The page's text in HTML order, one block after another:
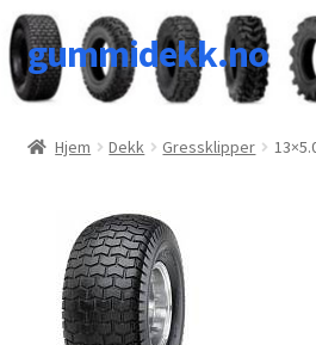
Hopp
til
navigasjon
Hopp
til
innhold
gummidekk.no
Hjem Dekk Gressklipper